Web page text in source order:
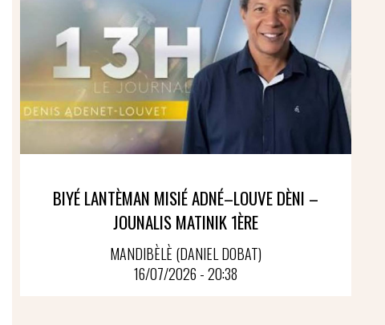
BIYÉ LANTÈMAN MISIÉ ADNÉ–LOUVE DÈNI –
JOUNALIS MATINIK 1ÈRE
MANDIBÈLÈ (DANIEL DOBAT)
16/07/2026 - 20:38